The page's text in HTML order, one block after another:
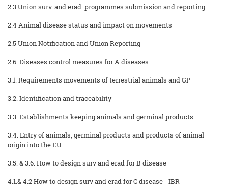
2.3 Union surv. and erad. programmes submission and reporting
2.4 Animal disease status and impact on movements
2.5 Union Notification and Union Reporting
2.6. Diseases control measures for A diseases
3.1. Requirements movements of terrestrial animals and GP
3.2. Identification and traceability
3.3. Establishments keeping animals and germinal products
3.4. Entry of animals, germinal products and products of animal
origin into the EU
3.5. & 3.6. How to design surv and erad for B disease
4.1.& 4.2 How to design surv and erad for C disease - IBR